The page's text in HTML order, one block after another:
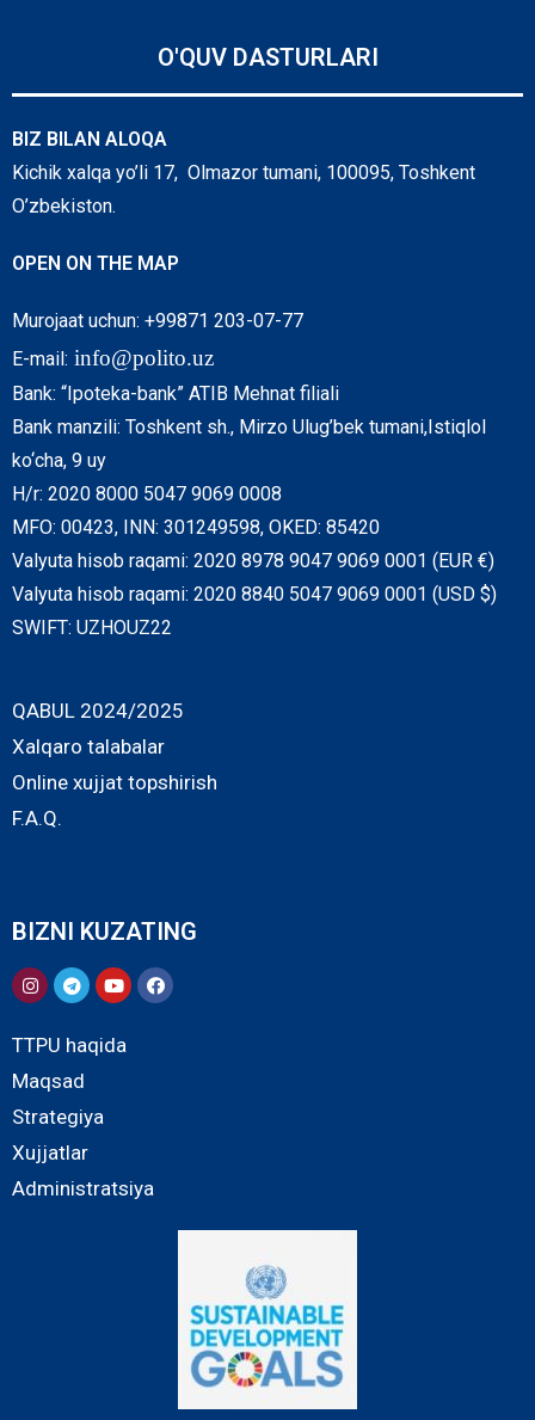
O'QUV DASTURLARI
BIZ BILAN ALOQA
Kichik xalqa yo’li 17, Olmazor tumani, 100095, Toshkent
O’zbekiston.
OPEN ON THE MAP
Murojaat uchun: +99871 203-07-77
E-mail: info@polito.uz
Bank: “Ipoteka-bank” ATIB Mehnat filiali
Bank manzili: Toshkent sh., Mirzo Ulug’bek tumani,Istiqlol
ko‘cha, 9 uy
H/r: 2020 8000 5047 9069 0008
MFO: 00423, INN: 301249598, OKED: 85420
Valyuta hisob raqami: 2020 8978 9047 9069 0001 (EUR €)
Valyuta hisob raqami: 2020 8840 5047 9069 0001 (USD $)
SWIFT: UZHOUZ22
QABUL 2024/2025
Xalqaro talabalar
Online xujjat topshirish
F.A.Q.
BIZNI KUZATING
TTPU haqida
Maqsad
Strategiya
Xujjatlar
Administratsiya